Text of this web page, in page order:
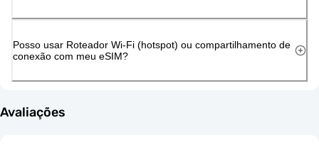
Posso usar Roteador Wi-Fi (hotspot) ou compartilhamento de
conexão com meu eSIM?
Avaliações